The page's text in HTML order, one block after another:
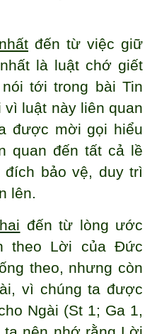
đến từ việc giữ
là luật chớ giết
tới trong bài Tin
luật này liên quan
được mời gọi hiểu
quan đến tất cả lề
bảo vệ, duy trì
lên.
đến từ lòng ước
theo Lời của Đức
theo, nhưng còn
vì chúng ta được
Ngài (St 1; Ga 1,